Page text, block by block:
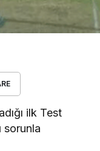
ilk Test
sorunla